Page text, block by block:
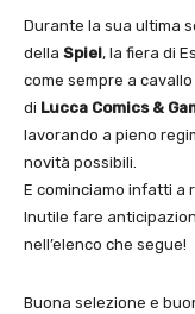
Durante la sua ultima
della Spiel, la fiera di
come sempre a
di Lucca Comics &
lavorando a pieno
novità possibili.
E cominciamo infatti a
Inutile fare
nell’elenco che segue!
Buona selezione e